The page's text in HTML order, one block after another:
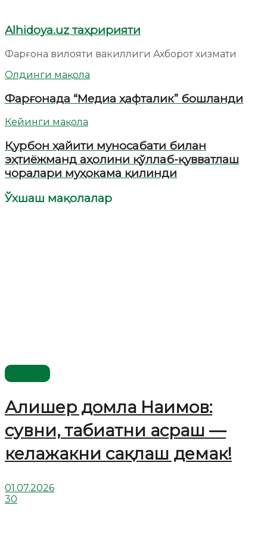
Alhidoya.uz таҳририяти
Фарғона вилояти вакиллиги Ахборот хизмати
Олдинги мақола
Фарғонада “Медиа ҳафталик” бошланди
Кейинги мақола
Қурбон ҳайити муносабати билан
эҳтиёжманд аҳолини қўллаб-қувватлаш
чоралари муҳокама қилинди
Ўхшаш мақолалар
Алишер домла Наимов:
сувни, табиатни асраш —
келажакни сақлаш демак!
01.07.2026
30